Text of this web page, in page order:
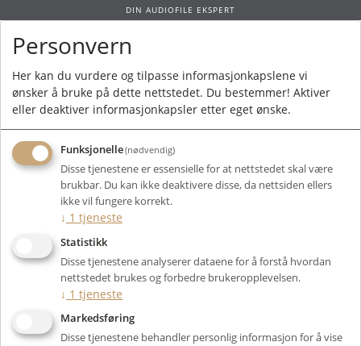
DIN AUDIOFILE EKSPERT
Forside / Produkter/ / Likeretterrør
Filter
Viser 13 produkter
Personvern
Her kan du vurdere og tilpasse informasjonkapslene vi
ønsker å bruke på dette nettstedet. Du bestemmer! Aktiver
eller deaktiver informasjonkapsler etter eget ønske.
Funksjonelle(nødvendig)
Disse tjenestene er essensielle for at nettstedet skal være
brukbar. Du kan ikke deaktivere disse, da nettsiden ellers
ikke vil fungere korrekt.
↓ 1 tjeneste
Statistikk
Disse tjenestene analyserer dataene for å forstå hvordan
nettstedet brukes og forbedre brukeropplevelsen.
↓ 1 tjeneste
Markedsføring
Disse tjenestene behandler personlig informasjon for å vise